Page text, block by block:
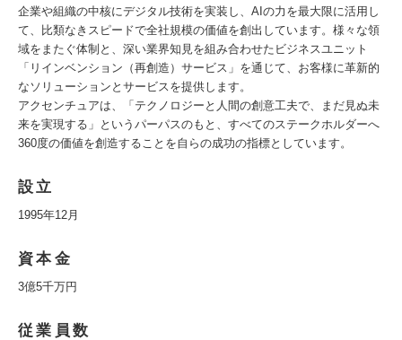
企業や組織の中核にデジタル技術を実装し、AIの力を最大限に活用し
て、比類なきスピードで全社規模の価値を創出しています。様々な領
域をまたぐ体制と、深い業界知見を組み合わせたビジネスユニット
「リインベンション（再創造）サービス」を通じて、お客様に革新的
なソリューションとサービスを提供します。
アクセンチュアは、「テクノロジーと人間の創意工夫で、まだ見ぬ未
来を実現する」というパーパスのもと、すべてのステークホルダーへ
360度の価値を創造することを自らの成功の指標としています。
設立
1995年12月
資本金
3億5千万円
従業員数